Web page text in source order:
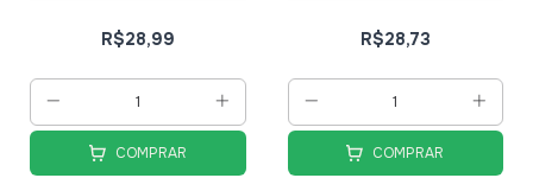
R$28,99
COMPRAR
R$28,73
COMPRAR